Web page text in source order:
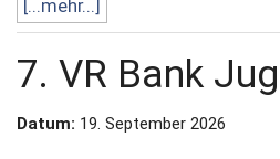
[...mehr...]
7. VR Bank
Datum: 19. September 2026